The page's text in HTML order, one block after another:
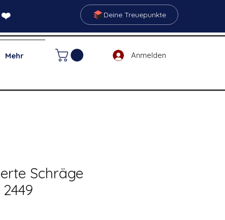
❤️ Deine Treuepunkte
Mehr Anmelden
Schräge